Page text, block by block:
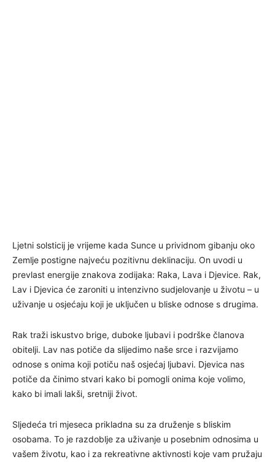
Ljetni solsticij je vrijeme kada Sunce u prividnom gibanju oko
Zemlje postigne najveću pozitivnu deklinaciju. On uvodi u
prevlast energije znakova zodijaka: Raka, Lava i Djevice. Rak,
Lav i Djevica će zaroniti u intenzivno sudjelovanje u životu – u
uživanje u osjećaju koji je uključen u bliske odnose s drugima.
Rak traži iskustvo brige, duboke ljubavi i podrške članova
obitelji. Lav nas potiče da slijedimo naše srce i razvijamo
odnose s onima koji potiču naš osjećaj ljubavi. Djevica nas
potiče da činimo stvari kako bi pomogli onima koje volimo,
kako bi imali lakši, sretniji život.
Sljedeća tri mjeseca prikladna su za druženje s bliskim
osobama. To je razdoblje za uživanje u posebnim odnosima u
vašem životu, kao i za rekreativne aktivnosti koje vam pružaju